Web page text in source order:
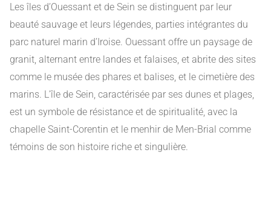
Les îles d’Ouessant et de Sein se distinguent par leur
beauté sauvage et leurs légendes, parties intégrantes du
parc naturel marin d’Iroise. Ouessant offre un paysage de
granit, alternant entre landes et falaises, et abrite des sites
comme le musée des phares et balises, et le cimetière des
marins. L’île de Sein, caractérisée par ses dunes et plages,
est un symbole de résistance et de spiritualité, avec la
chapelle Saint-Corentin et le menhir de Men-Brial comme
témoins de son histoire riche et singulière.